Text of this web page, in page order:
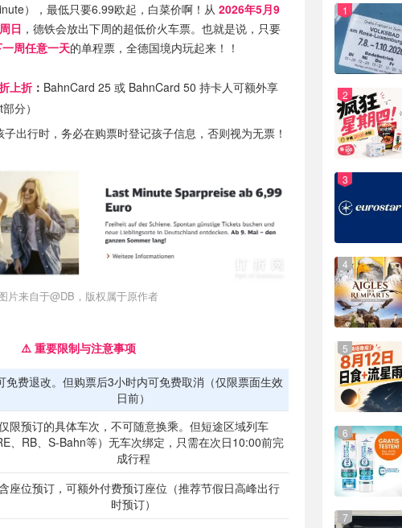
），最低只要6.99欧起，白菜价啊！从 2026年5月9
日 ，德铁会放出下周的超低价火车票。也就是说，只要
周任意一天的单程票，全德国境内玩起来！！
上折 ： BahnCard 25 或 BahnCard 50 持卡人可额外享
分）
出行时，务必在购票时登记孩子信息，否则视为无票！
片来自于@DB，版权属于原作者
⚠️ 重要限制与注意事项
免费退改。但购票后3小时内可免费取消（仅限票面生效
日前）
限预订的具体车次，不可随意换乘。但短途区域列车
、RB、S-Bahn等）无车次绑定，只需在次日10:00前完
成行程
座位预订，可额外付费预订座位（推荐节假日高峰出行
时预订）